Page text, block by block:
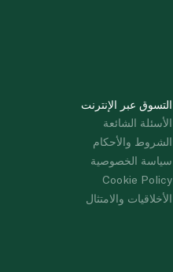
التسوق عبر الإنترنت
الأسئلة الشائعة
الشروط والأحكام
سياسة الخصوصية
Cookie Policy
الأخلاقيات والامتثال